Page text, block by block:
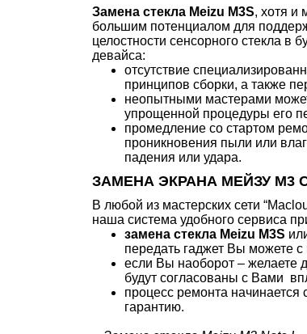
Замена стекла Meizu M3S, хотя и
большим потенциалом для
целостности сенсорного стекла
девайса:
отсутствие
принципов сборки, а также
неопытными мастерами
упрощенной процедуры его
промедление со стартом
проникновения пыли или
падения или удара.
ЗАМЕНА ЭКРАНА МЕЙЗУ М3
В любой из мастерских сети
наша система удобного сервиса
замена стекла Meizu M3S
передать гаджет Вы можете с
если Вы наоборот – желаете
будут согласованы с Вами
процесс ремонта
гарантию.